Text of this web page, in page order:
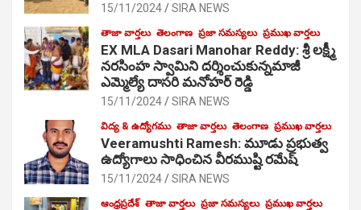
15/11/2024 SIRA NEWS
తాజా వార్తలు తెలంగాణ ప్రజా సమస్యలు ప్రముఖ వార్తలు
EX MLA Dasari Manohar Reddy: శ్రీ లక్ష్మీ
నరసింహ స్వామిని దర్శించుకున్నమాజీ
ఎమ్మెల్యే దాసరి మనోహర్ రెడ్డి
15/11/2024 SIRA NEWS
విద్య & ఉద్యోగము తాజా వార్తలు తెలంగాణ ప్రముఖ వార్తలు
Veeramushti Ramesh: మూడు ప్రభుత్వ
ఉద్యోగాలు సాధించిన వీరముష్టి రమేష్
15/11/2024 SIRA NEWS
ఆంధ్రప్రదేశ్ తాజా వార్తలు ప్రజా సమస్యలు ప్రముఖ వార్తలు